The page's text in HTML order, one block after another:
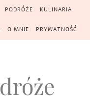
PODRÓŻE KULINARIA
O MNIE PRYWATNOŚĆ